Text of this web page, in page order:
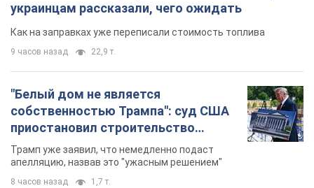
украинцам рассказали, чего ожидать
Как на заправках уже переписали стоимость топлива
9 часов назад 22,9 т.
"Белый дом не является
собственностью Трампа": суд США
приостановил строительство
бального зала стоимостью 400 млн
долларов
Трамп уже заявил, что немедленно подаст
апелляцию, назвав это "ужасным решением"
8 часов назад 1,7 т.